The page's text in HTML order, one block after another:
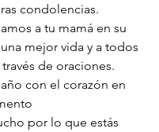
condolencias.
a tu mamá en su
mejor vida y a todos
de oraciones.
con el corazón en
por lo que estás